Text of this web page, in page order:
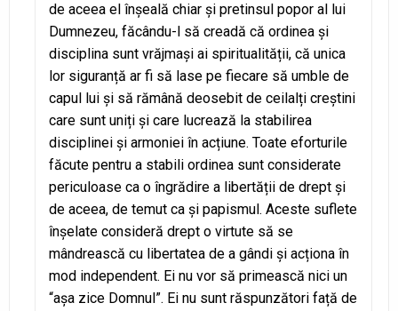
de aceea el înșeală chiar și pretinsul popor al lui
Dumnezeu, făcându-l să creadă că ordinea și
disciplina sunt vrăjmași ai spiritualității, că unica
lor siguranță ar fi să lase pe fiecare să umble de
capul lui și să rămână deosebit de ceilalți creștini
care sunt uniți și care lucrează la stabilirea
disciplinei și armoniei în acțiune. Toate eforturile
făcute pentru a stabili ordinea sunt considerate
periculoase ca o îngrădire a libertății de drept și
de aceea, de temut ca și papismul. Aceste suflete
înșelate consideră drept o virtute să se
mândrească cu libertatea de a gândi și acționa în
mod independent. Ei nu vor să primească nici un
“așa zice Domnul”. Ei nu sunt răspunzători față de